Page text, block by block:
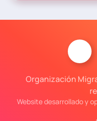
Organización
Website desarrollado y